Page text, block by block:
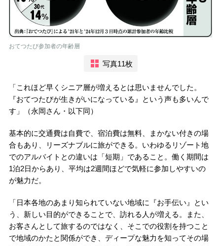
おてつたび参加者の年齢層
写真11枚
「これほど早くシニア層が増えるとは思いませんでした。
『おてつたびが生きがいになっている』という声も多いんで
す」（永岡さん・以下同）
基本的に交通費は自費で、宿泊費は無料、まかない付きの場
合もあり、リーズナブルに旅ができる。いわゆるリゾート地
でのアルバイトとの違いは「短期」であること。働く期間は
1泊2日からあり、平均は2週間ほどで気軽に参加しやすいの
が魅力だ。
「日本各地のあまり知られていない地域に『お手伝い』とい
う、新しい目的ができることで、訪れる人が増える。また、
お客さんとして旅するのではなく、そこでの役割を持つこと
で地域のかたと関係ができ、ディープな魅力を知ってその場